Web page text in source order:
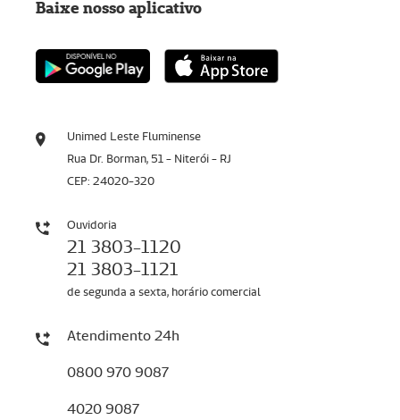
Unimed Leste Fluminense
Rua Dr. Borman, 51 - Niterói - RJ
CEP: 24020-320
Ouvidoria
21 3803-1120
21 3803-1121
de segunda a sexta, horário comercial
Atendimento 24h
0800 970 9087
4020 9087
Baixe nosso aplicativo